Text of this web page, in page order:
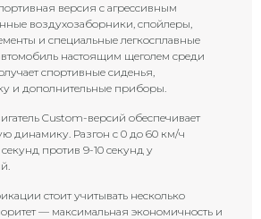
версия с агрессивным
воздухозаборники, спойлеры,
и специальные легкосплавные
настоящим щеголем среди
спортивные сиденья,
и дополнительные приборы.
Custom-версий обеспечивает
динамику. Разгон с 0 до 60 км/ч
против 9-10 секунд у
стоит учитывать несколько
— максимальная экономичность и